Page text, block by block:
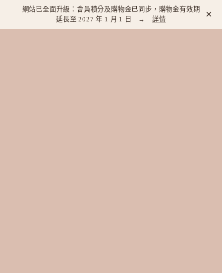
網站已全面升級：會員積分及購物金已同步，購物金有效期
延長至 2027 年 1 月 1 日 →詳情 ×